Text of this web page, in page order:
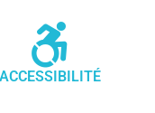
ACCESSIBILITÉ